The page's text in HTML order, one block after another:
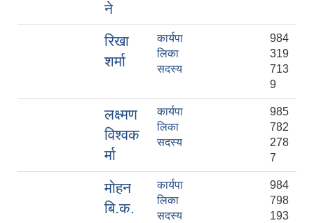
ने
रिखा
शर्मा
कार्यपा
लिका
सदस्य
984
319
713
9
लक्ष्मण
विश्वक
र्मा
कार्यपा
लिका
सदस्य
985
782
278
7
मोहन
बि‍.क.
कार्यपा
लिका
सदस्य
984
798
193